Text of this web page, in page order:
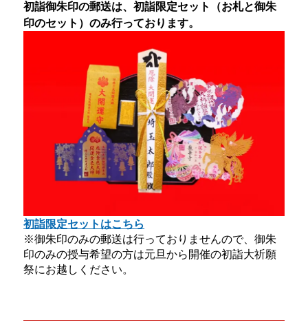
初詣御朱印の郵送は、初詣限定セット（お札と御朱
印のセット）のみ行っております。
初詣限定セットはこちら
※御朱印のみの郵送は行っておりませんので、御朱
印のみの授与希望の方は元旦から開催の初詣大祈願
祭にお越しください。